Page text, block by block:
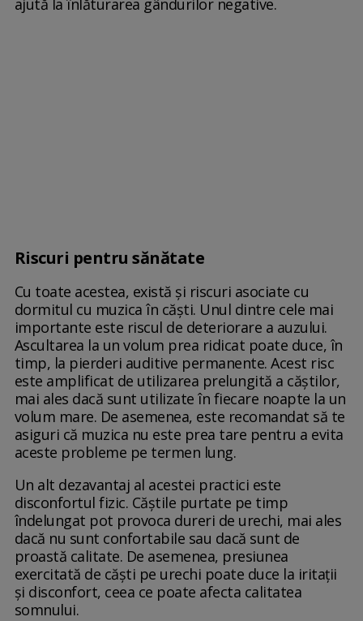
ajută la înlăturarea gândurilor negative.
Riscuri pentru sănătate
Cu toate acestea, există și riscuri asociate cu
dormitul cu muzica în căști. Unul dintre cele mai
importante este riscul de deteriorare a auzului.
Ascultarea la un volum prea ridicat poate duce, în
timp, la pierderi auditive permanente. Acest risc
este amplificat de utilizarea prelungită a căștilor,
mai ales dacă sunt utilizate în fiecare noapte la un
volum mare. De asemenea, este recomandat să te
asiguri că muzica nu este prea tare pentru a evita
aceste probleme pe termen lung.
Un alt dezavantaj al acestei practici este
disconfortul fizic. Căștile purtate pe timp
îndelungat pot provoca dureri de urechi, mai ales
dacă nu sunt confortabile sau dacă sunt de
proastă calitate. De asemenea, presiunea
exercitată de căști pe urechi poate duce la iritații
și disconfort, ceea ce poate afecta calitatea
somnului.